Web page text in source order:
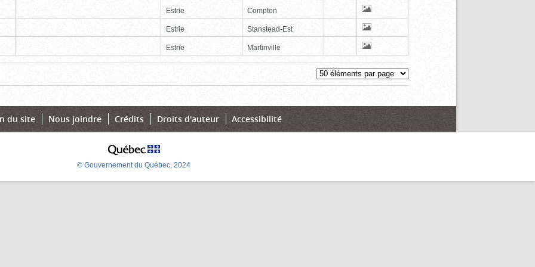
Estrie Compton
Estrie Stanstead-Est
Estrie Martinville
du site Nous joindre Crédits Droits d'auteur Accessibilité
© Gouvernement du Québec, 2024